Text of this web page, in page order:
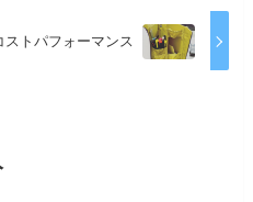
トパフォーマンス